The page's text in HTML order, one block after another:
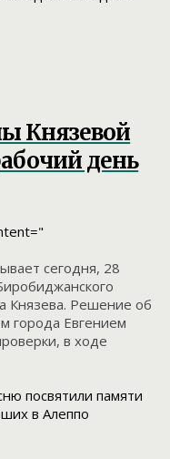
Князевой
день
сегодня, 28
Князева. Решение об
города Евгением
в ходе